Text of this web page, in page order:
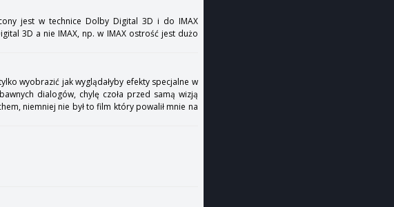
jest w technice Dolby Digital 3D i do IMAX
3D a nie IMAX, np. w IMAX ostrość jest dużo
wyobrazić jak wyglądałyby efekty specjalne w
dialogów, chylę czoła przed samą wizją
niemniej nie był to film który powalił mnie na